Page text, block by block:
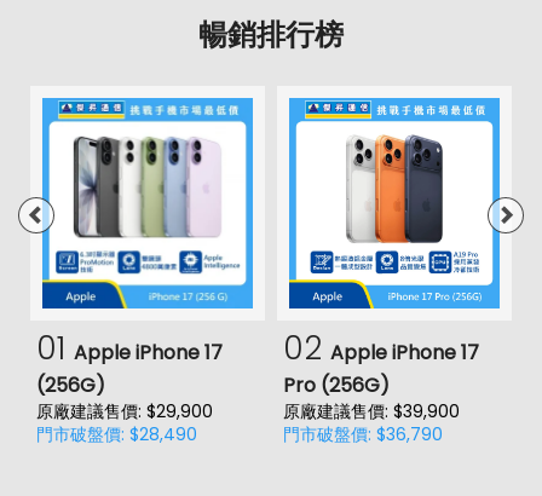
暢銷排行榜
01 Apple iPhone 17
(256G)
原廠建議售價: $29,900
門市破盤價: $28,490
02 Apple iPhone 17
Pro (256G)
原廠建議售價: $39,900
門市破盤價: $36,790